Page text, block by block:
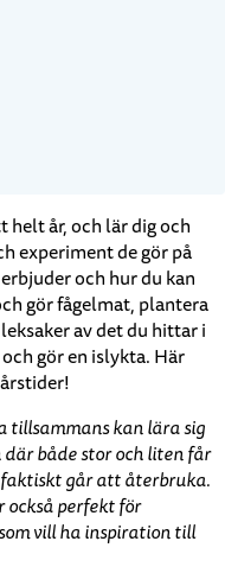
helt år, och lär dig och
experiment de gör på
och hur du kan
gör fågelmat, plantera
av det du hittar i
gör en islykta. Här
tillsammans kan lära sig
där både stor och liten får
faktiskt går att återbruka.
också perfekt för
vill ha inspiration till